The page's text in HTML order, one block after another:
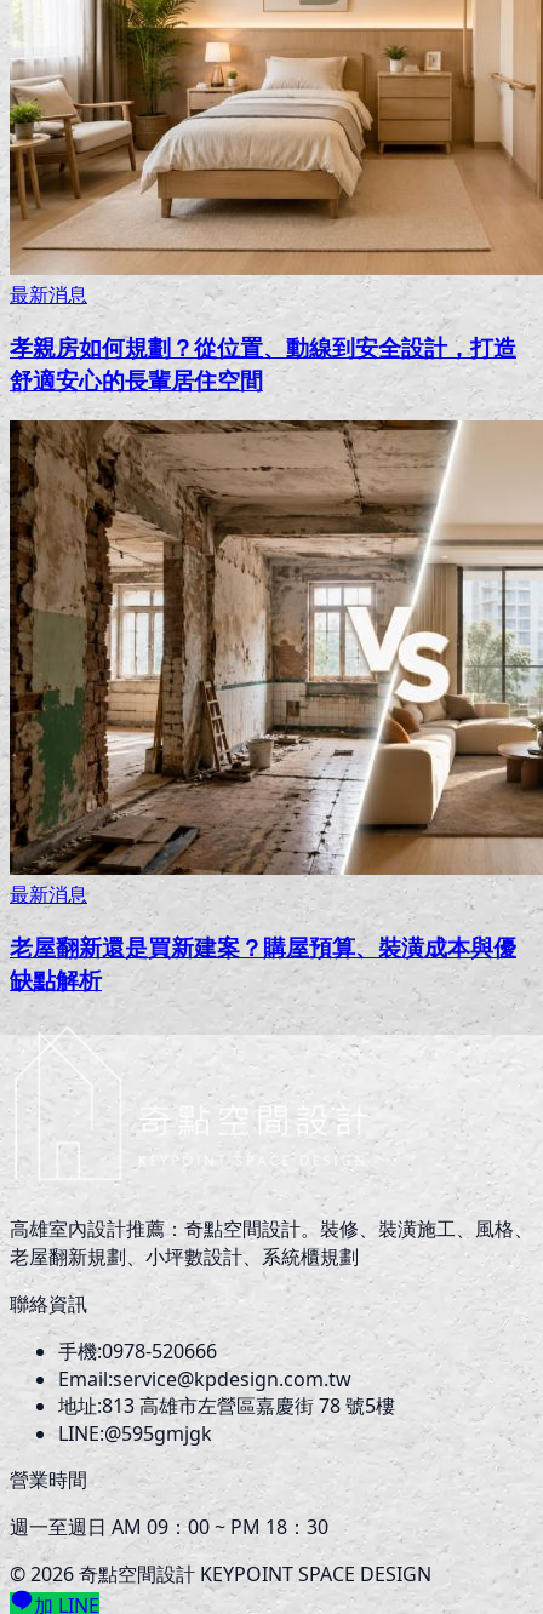
最新消息
孝親房如何規劃？從位置、動線到安全設計，打造
舒適安心的長輩居住空間
最新消息
老屋翻新還是買新建案？購屋預算、裝潢成本與優
缺點解析
高雄室內設計推薦：奇點空間設計。裝修、裝潢施工、風格、
老屋翻新規劃、小坪數設計、系統櫃規劃
聯絡資訊
手機:0978-520666
Email:service@kpdesign.com.tw
地址:813高雄市左營區嘉慶街 78 號5樓
LINE:@595gmjgk
營業時間
週一至週日 AM 09：00 ~ PM 18：30
©2026奇點空間設計 KEYPOINT SPACE DESIGN
加 LINE